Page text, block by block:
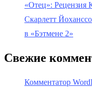
«Отец»: Рецензия
Скарлетт
в «Бэтмене 2»
Свежие
Комментатор